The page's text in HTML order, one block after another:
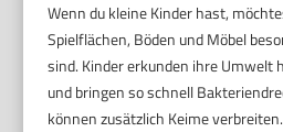
Wenn du kleine Kinder hast,
Spielflächen, Böden und Möbel
sind. Kinder erkunden ihre Umwelt
und bringen so schnell
können zusätzlich Keime